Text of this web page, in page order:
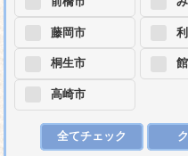
藤岡市
桐生市
高崎市
全てチェック